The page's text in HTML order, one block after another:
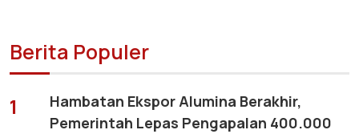
Berita Populer
1
Hambatan Ekspor Alumina Berakhir,
Pemerintah Lepas Pengapalan 400.000